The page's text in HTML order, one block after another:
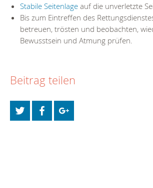
Stabile Seitenlage auf die unverletzte
Bis zum Eintreffen des
betreuen, trösten und beobachten,
Bewusstsein und Atmung prüfen.
Beitrag teilen